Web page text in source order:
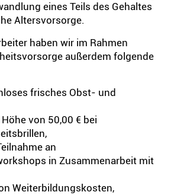
eines Teils des Gehaltes
Altersvorsorge.
haben wir im Rahmen
außerdem folgende
frisches Obst- und
von 50,00 € bei
an
in Zusammenarbeit mit
Weiterbildungskosten,